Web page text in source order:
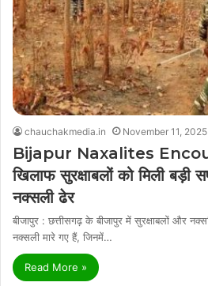
chauchakmedia.in November 11, 2025
Bijapur Naxalites
खिलाफ सुरक्षाबलों को मिली
नक्सली ढेर
बीजापुर : छत्तीसगढ़ के बीजापुर में सुरक्षाबलों और
नक्सली मारे गए हैं, जिनमें…
Read More »